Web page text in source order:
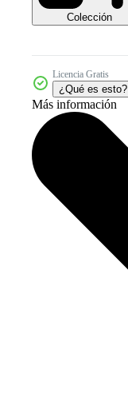
Colección
Licencia Gratis
¿Qué es esto?
Más información